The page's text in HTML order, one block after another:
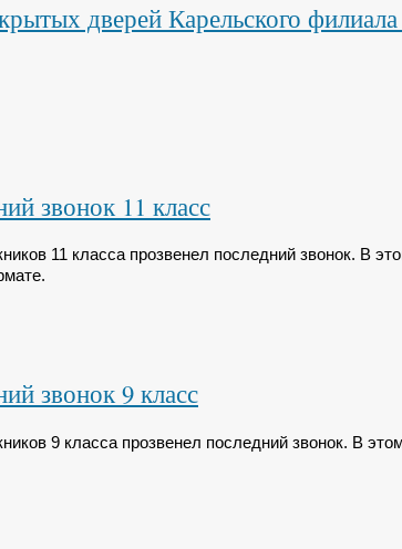
дверей Карельского
звонок 11 класс
11 класса прозвенел последний звонок. В
звонок 9 класс
9 класса прозвенел последний звонок. В